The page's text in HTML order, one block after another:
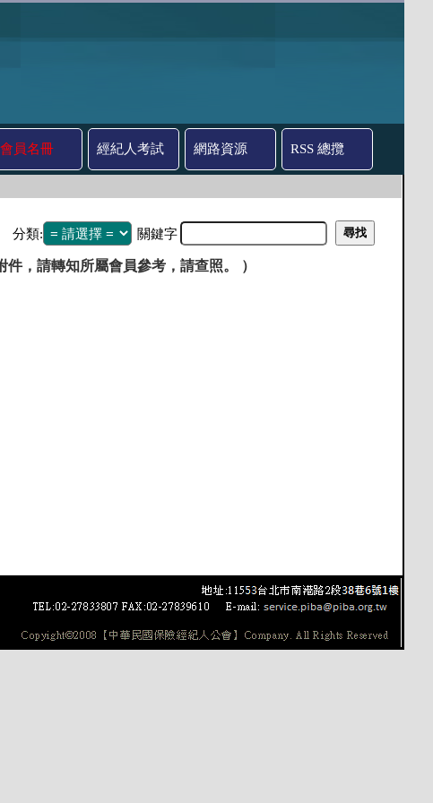
會員名冊 經紀人考試 網路資源 RSS 總攬
分類: 關鍵字
，請轉知所屬會員參考，請查照。 ）